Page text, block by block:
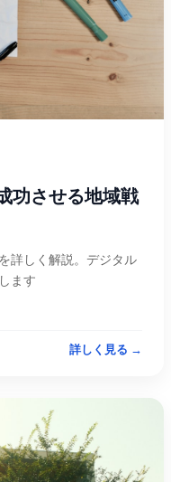
功させる地域戦
詳しく解説。デジタル
ます
詳しく見る →